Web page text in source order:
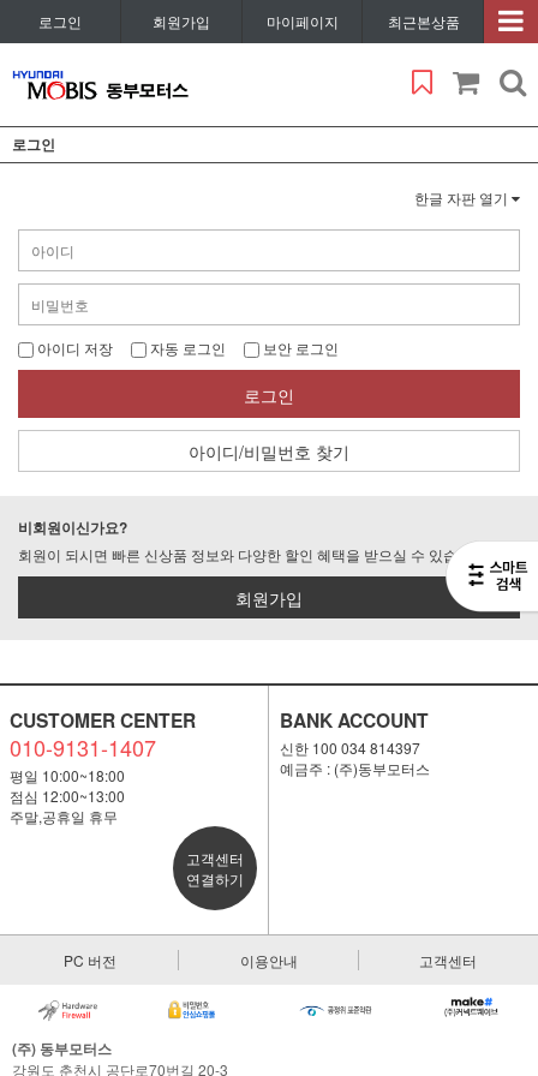
로그인 회원가입 마이페이지 최근본상품
로그인
한글 자판 열기
아이디 저장 자동 로그인 보안 로그인
로그인
아이디/비밀번호 찾기
비회원이신가요?
회원이 되시면 빠른 신상품 정보와 다양한 할인 혜택을 받으실 수 있습니다.
회원가입
CUSTOMER CENTER
010-9131-1407
평일 10:00~18:00
점심 12:00~13:00
주말,공휴일 휴무
고객센터
연결하기
BANK ACCOUNT
신한 100 034 814397
예금주 : (주)동부모터스
PC 버전 이용안내 고객센터
(주) 동부모터스
강원도 춘천시 공단로70번길 20-3